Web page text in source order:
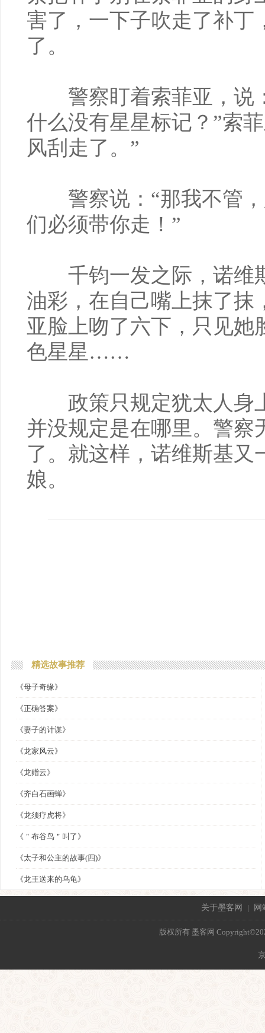
害了，一下子吹走了补丁
了。
警察盯着索菲亚，说
什么没有星星标记？”索
风刮走了。”
警察说：“那我不管，
们必须带你走！”
千钧一发之际，诺维
油彩，在自己嘴上抹了抹
亚脸上吻了六下，只见她
色星星……
政策只规定犹太人身
并没规定是在哪里。警察
了。就这样，诺维斯基又
娘。
精选故事推荐
《母子奇缘》
《正确答案》
《妻子的计谋》
《龙家风云》
《龙赠云》
《齐白石画蝉》
《龙须疗虎将》
《＂布谷鸟＂叫了》
《太子和公主的故事(四)》
《龙王送来的乌龟》
关于墨客网 | 网
版权所有 墨客网